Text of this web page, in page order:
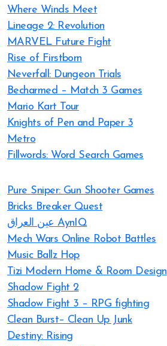
Where Winds Meet
Lineage 2: Revolution
MARVEL Future Fight
Rise of Firstborn
Neverfall: Dungeon Trials
Becharmed – Match 3 Games
Mario Kart Tour
Knights of Pen and Paper 3
Metro
Fillwords: Word Search Games
Pure Sniper: Gun Shooter Games
Bricks Breaker Quest
عين العراق AynIQ
Mech Wars Online Robot Battles
Music Ballz Hop
Tizi Modern Home & Room Design
Shadow Fight 2
Shadow Fight 3 – RPG fighting
Clean Burst– Clean Up Junk
Destiny: Rising